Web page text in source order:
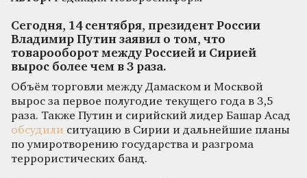
Сегодня, 14 сентября, президент России
Владимир Путин заявил о том, что
товарооборот между Россией и Сирией
вырос более чем в 3 раза.
Объём торговли между Дамаском и Москвой
вырос за первое полугодие текущего года в 3,5
раза. Также Путин и сирийский лидер Башар Асад
обсудили ситуацию в Сирии и дальнейшие планы
по умиротворению государства и разгрома
террористических банд.